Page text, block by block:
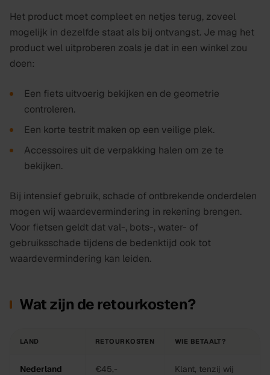
Het product moet compleet en netjes terug, zoveel
mogelijk in dezelfde staat als bij ontvangst. Je mag het
product wel uitproberen zoals je dat in een winkel zou
doen:
Een fiets uitvoerig bekijken en de geometrie
controleren.
Een korte testrit maken op een veilige plek.
Accessoires uit de verpakking halen om ze te
bekijken.
Bij intensief gebruik, schade of ontbrekende onderdelen
mogen wij waardevermindering in rekening brengen.
Voor fietsen geldt dat val-, bots-, water- of
gebruiksschade tijdens de bedenktijd ook tot
waardevermindering kan leiden.
Wat zijn de retourkosten?
LAND RETOURKOSTEN WIE BETAALT?
Nederland
€45,-
Klant, tenzij wij